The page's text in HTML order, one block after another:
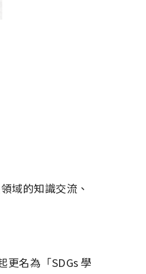
域的知識交流、
更名為「SDGs 學